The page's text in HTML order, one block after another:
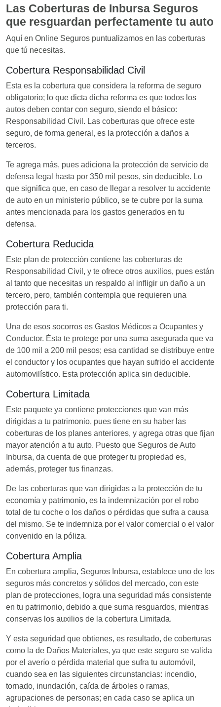
Las Coberturas de Inbursa Seguros
que resguardan perfectamente tu auto
Aquí en Online Seguros puntualizamos en las coberturas
que tú necesitas.
Cobertura Responsabilidad Civil
Esta es la cobertura que considera la reforma de seguro
obligatorio; lo que dicta dicha reforma es que todos los
autos deben contar con seguro, siendo el básico:
Responsabilidad Civil. Las coberturas que ofrece este
seguro, de forma general, es la protección a daños a
terceros.
Te agrega más, pues adiciona la protección de servicio de
defensa legal hasta por 350 mil pesos, sin deducible. Lo
que significa que, en caso de llegar a resolver tu accidente
de auto en un ministerio público, se te cubre por la suma
antes mencionada para los gastos generados en tu
defensa.
Cobertura Reducida
Este plan de protección contiene las coberturas de
Responsabilidad Civil, y te ofrece otros auxilios, pues están
al tanto que necesitas un respaldo al infligir un daño a un
tercero, pero, también contempla que requieren una
protección para ti.
Una de esos socorros es Gastos Médicos a Ocupantes y
Conductor. Ésta te protege por una suma asegurada que va
de 100 mil a 200 mil pesos; esa cantidad se distribuye entre
el conductor y los ocupantes que hayan sufrido el accidente
automovilístico. Esta protección aplica sin deducible.
Cobertura Limitada
Este paquete ya contiene protecciones que van más
dirigidas a tu patrimonio, pues tiene en su haber las
coberturas de los planes anteriores, y agrega otras que fijan
mayor atención a tu auto. Puesto que Seguros de Auto
Inbursa, da cuenta de que proteger tu propiedad es,
además, proteger tus finanzas.
De las coberturas que van dirigidas a la protección de tu
economía y patrimonio, es la indemnización por el robo
total de tu coche o los daños o pérdidas que sufra a causa
del mismo. Se te indemniza por el valor comercial o el valor
convenido en la póliza.
Cobertura Amplia
En cobertura amplia, Seguros Inbursa, establece uno de los
seguros más concretos y sólidos del mercado, con este
plan de protecciones, logra una seguridad más consistente
en tu patrimonio, debido a que suma resguardos, mientras
conservas los auxilios de la cobertura Limitada.
Y esta seguridad que obtienes, es resultado, de coberturas
como la de Daños Materiales, ya que este seguro se valida
por el averío o pérdida material que sufra tu automóvil,
cuando sea en las siguientes circunstancias: incendio,
tornado, inundación, caída de árboles o ramas,
agrupaciones de personas; en cada caso se aplica un